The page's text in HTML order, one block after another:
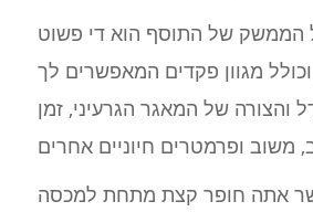
הממשק של התוסף הוא די פשוט
וכולל מגוון פקדים המאפשרים לך
והצורה של המאגר הגרעיני, זמן
אתה חופר קצת מתחת למכסה